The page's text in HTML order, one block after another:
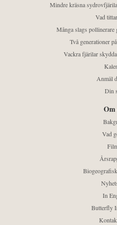
Mindre kräsna
Vad
Många slags
Två generationer
Vackra fjärilar
Anmäl
Din
Om
Vad
In
Butterfly